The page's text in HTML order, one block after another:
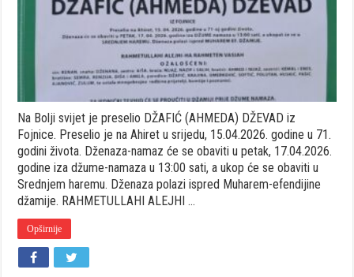
(AHMEDA)
DŽEVAD
iz
Fojnice
Na Bolji svijet je preselio DŽAFIĆ (AHMEDA) DŽEVAD iz
Fojnice. Preselio je na Ahiret u srijedu, 15.04.2026. godine u 71.
godini života. Dženaza-namaz će se obaviti u petak, 17.04.2026.
godine iza džume-namaza u 13:00 sati, a ukop će se obaviti u
Srednjem haremu. Dženaza polazi ispred Muharem-efendijine
džamije. RAHMETULLAHI ALEJHI …
Opširnije